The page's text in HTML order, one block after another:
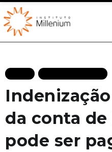
da conta de
pode ser